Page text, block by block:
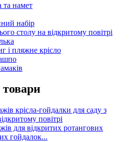
та намет
набір
столу на відкритому повітрі
і пляжне крісло
товари
для відкритих ротангових
гойдалок...